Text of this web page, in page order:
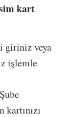
kart
giriniz veya
işlemle
kartınızı